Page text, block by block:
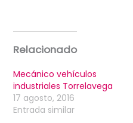
Relacionado
Mecánico vehículos
industriales Torrelavega
17 agosto, 2016
Entrada similar